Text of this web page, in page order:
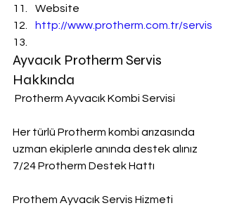
Website
http://www.protherm.com.tr/servis
Ayvacık Protherm Servis
Hakkında
Protherm Ayvacık Kombi Servisi
Her türlü Protherm kombi arızasında
uzman ekiplerle anında destek alınız
7/24 Protherm Destek Hattı
Prothem Ayvacık Servis Hizmeti